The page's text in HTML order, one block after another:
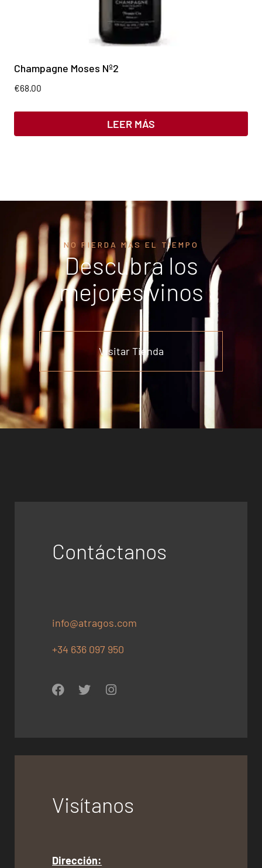
Champagne Moses Nº2
€68.00
LEER MÁS
NO PIERDA MÁS EL TIEMPO
Descubra los
mejores vinos
Visitar Tienda
Contáctanos
info@atragos.com
+34 636 097 950
Visítanos
Dirección: